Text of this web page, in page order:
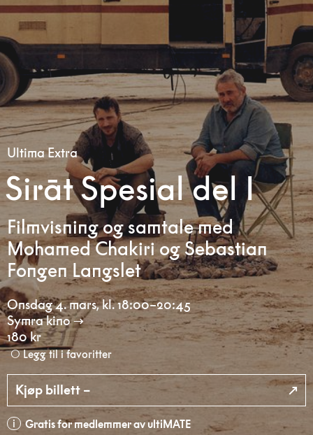
Ultima Extra
Sirāt Spesial del I
Filmvisning og samtale med
Mohamed Chakiri og Sebastian
Fongen Langslet
Onsdag 4. mars,kl. 18:00–20:45
Symra kino
180 kr
Legg til i favoritter
Kjøp billett –
Gratis for medlemmer av ultiMATE